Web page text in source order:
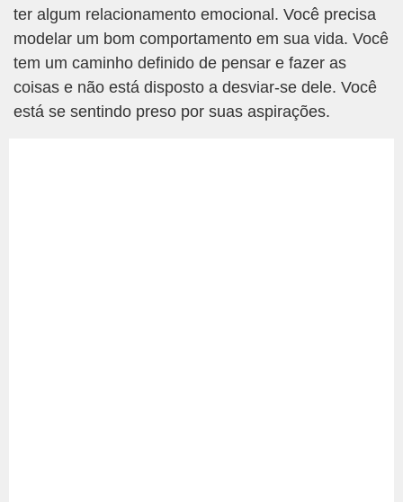
ter algum relacionamento emocional. Você precisa
modelar um bom comportamento em sua vida. Você
tem um caminho definido de pensar e fazer as
coisas e não está disposto a desviar-se dele. Você
está se sentindo preso por suas aspirações.